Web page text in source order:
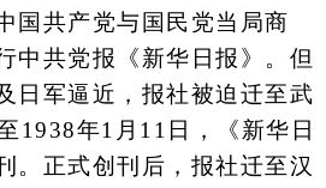
国共产党与国民党当局商
中共党报《新华日报》。但
日军逼近，报社被迫迁至武
1938年1月11日，《新华日
。正式创刊后，报社迁至汉